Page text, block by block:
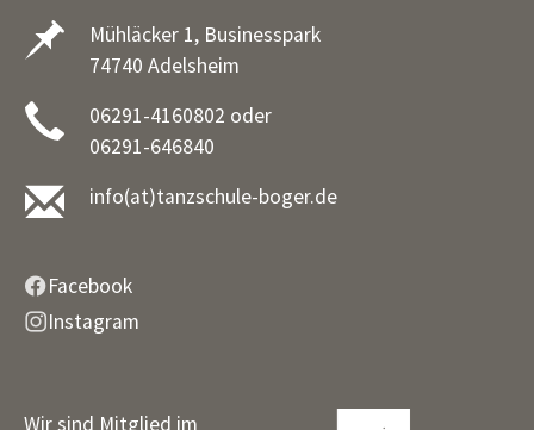
Mühläcker 1, Businesspark
74740 Adelsheim
06291-4160802 oder
06291-646840
info(at)tanzschule-boger.de
Facebook
Instagram
Wir sind Mitglied im